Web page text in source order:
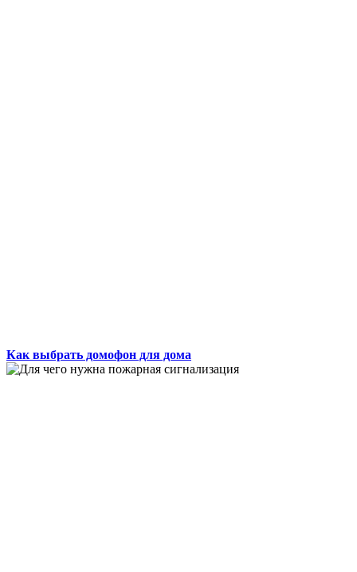
Как выбрать домофон для дома